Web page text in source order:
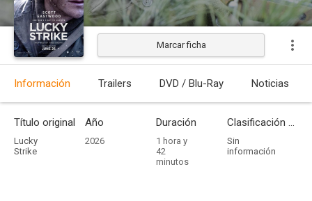
Estrenada
Marcar ficha
Información Trailers DVD / Blu-Ray Noticias
Título original
Lucky
Strike
Año
2026
Duración
1 hora y
42
minutos
Clasificación por edades
Sin
información